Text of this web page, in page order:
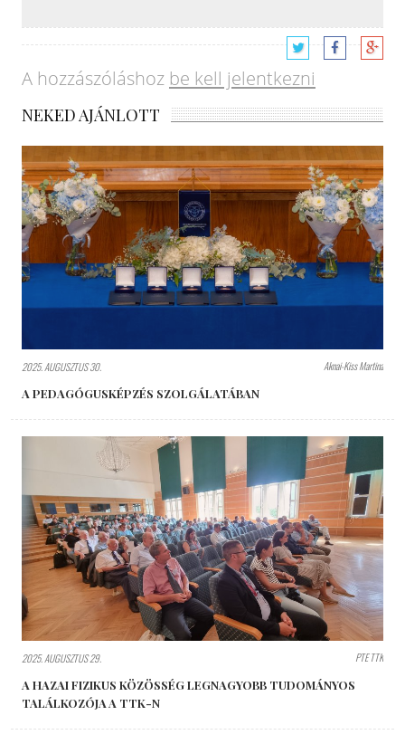
A hozzászóláshoz be kell jelentkezni
NEKED AJÁNLOTT
2025. AUGUSZTUS 30. Aknai-Kiss Martina
A PEDAGÓGUSKÉPZÉS SZOLGÁLATÁBAN
2025. AUGUSZTUS 29. PTE TTK
A HAZAI FIZIKUS KÖZÖSSÉG LEGNAGYOBB TUDOMÁNYOS
TALÁLKOZÓJA A TTK-N